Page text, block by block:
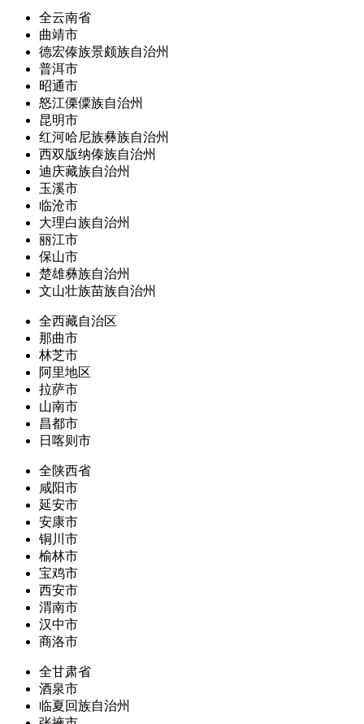
全云南省
曲靖市
德宏傣族景颇族自治州
普洱市
昭通市
怒江傈僳族自治州
昆明市
红河哈尼族彝族自治州
西双版纳傣族自治州
迪庆藏族自治州
玉溪市
临沧市
大理白族自治州
丽江市
保山市
楚雄彝族自治州
文山壮族苗族自治州
全西藏自治区
那曲市
林芝市
阿里地区
拉萨市
山南市
昌都市
日喀则市
全陕西省
咸阳市
延安市
安康市
铜川市
榆林市
宝鸡市
西安市
渭南市
汉中市
商洛市
全甘肃省
酒泉市
临夏回族自治州